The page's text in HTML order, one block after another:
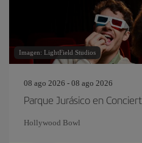
Imagen: LightField Studios
08 ago 2026 - 08 ago 2026
Parque Jurásico en
Hollywood Bowl